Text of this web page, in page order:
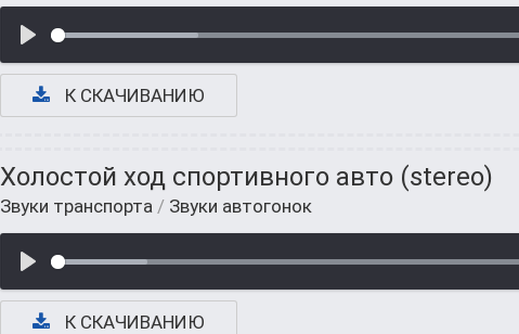
К СКАЧИВАНИЮ
Холостой ход спортивного авто (stereo)
Звуки транспорта / Звуки автогонок
К СКАЧИВАНИЮ